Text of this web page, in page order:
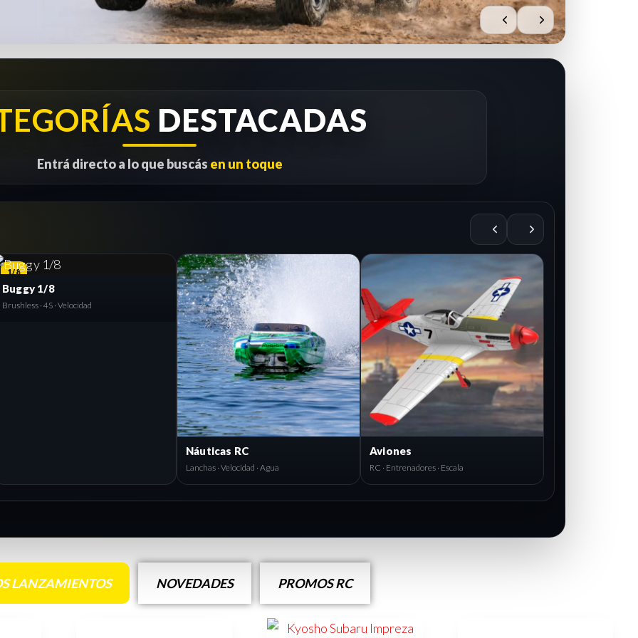
DESTACADAS
Entrá directo a lo que buscás en un toque
1/8
Buggy 1/8
Brushless · 4S · Velocidad
RC
Náuticas RC
Lanchas · Velocidad · Agua
Aviones
RC · Entrenadores · Escala
LANZAMIENTOS NOVEDADES PROMOS RC